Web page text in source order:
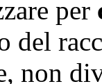
per
del
non